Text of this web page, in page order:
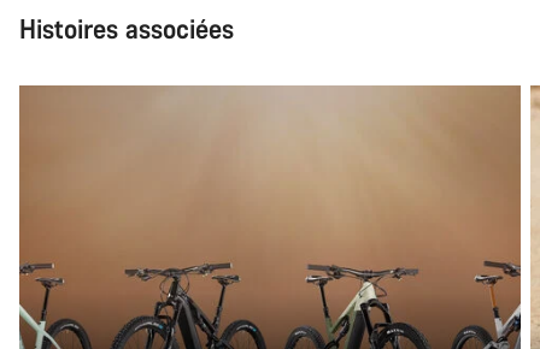
Histoires associées